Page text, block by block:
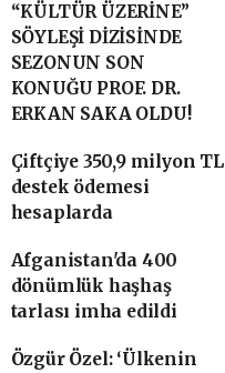
“KÜLTÜR ÜZERİNE”
SÖYLEŞİ DİZİSİNDE
SEZONUN SON
KONUĞU PROF. DR.
ERKAN SAKA OLDU!
Çiftçiye 350,9 milyon TL
destek ödemesi
hesaplarda
Afganistan'da 400
dönümlük haşhaş
tarlası imha edildi
Özgür Özel: ‘Ülkenin